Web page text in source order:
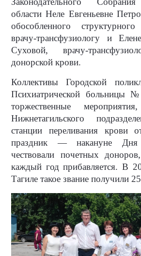
области Неле Евгеньевне
обособленного структурного
врачу-трансфузиологу и
Суховой, врачу-
донорской крови.
Коллективы Городской
Психиатрической больницы
торжественные
Нижнетагильского
станции переливания крови
праздник — накануне Дня
чествовали почетных
каждый год прибавляется. В
Тагиле такое звание получили